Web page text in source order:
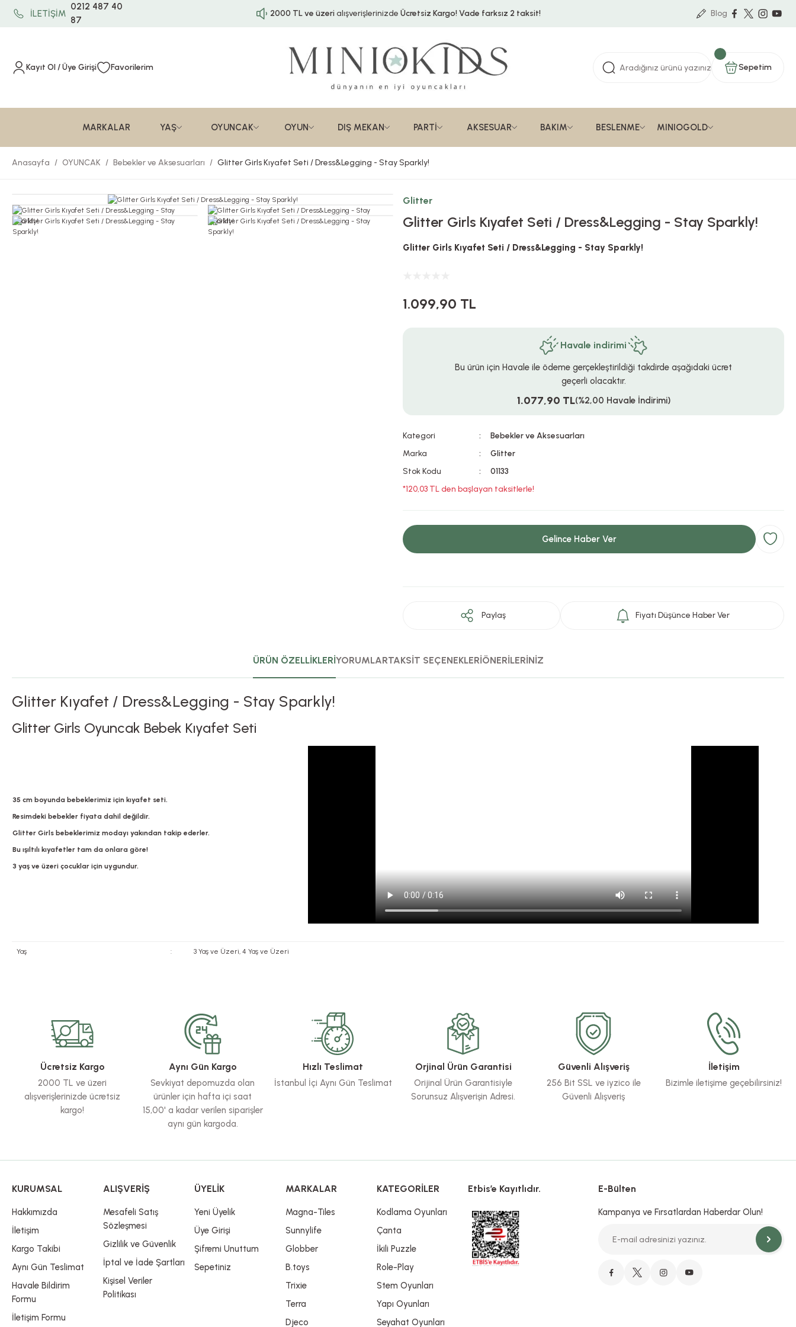
İLETİŞİM
0212 487 40
87
2000 TL ve üzerialışverişlerinizde Ücretsiz Kargo!Vade farksız 2 taksit! Blog
Kayıt Ol / Üye Girişi Favorilerim Sepetim
MARKALAR YAŞ OYUNCAK OYUN DIŞ MEKAN PARTİ AKSESUAR BAKIM BESLENME MINIOGOLD
Anasayfa OYUNCAK Bebekler ve Aksesuarları Glitter Girls Kıyafet Seti / Dress&Legging - Stay Sparkly!
Glitter
Glitter Girls Kıyafet Seti / Dress&Legging - Stay Sparkly!
Glitter Girls Kıyafet Seti / Dress&Legging - Stay Sparkly!
1.099,90 TL
Havale indirimi
Bu ürün için Havale ile ödeme gerçekleştirildiği takdirde aşağıdaki ücret
geçerli olacaktır.
1.077,90 TL(%2,00 Havale İndirimi)
Kategori
Bebekler ve Aksesuarları
Marka
Glitter
Stok Kodu
01133
*120,03 TL den başlayan taksitlerle!
Gelince Haber Ver
Paylaş Fiyatı Düşünce Haber Ver
ÜRÜN ÖZELLİKLERİYORUMLARTAKSİT SEÇENEKLERİÖNERİLERİNİZ
Glitter Kıyafet / Dress&Legging - Stay Sparkly!
Glitter Girls Oyuncak Bebek Kıyafet Seti
35 cm boyunda bebeklerimiz için kıyafet seti.
Resimdeki bebekler fiyata dahil değildir.
Glitter Girls bebeklerimiz modayı yakından takip ederler.
Bu ışıltılı kıyafetler tam da onlara göre!
3 yaş ve üzeri çocuklar için uygundur.
Yaş : 3 Yaş ve Üzeri, 4 Yaş ve Üzeri
Ürün resmi kalitesiz, bozuk veya görüntülenemiyor.
Ürün açıklamasında eksik bilgiler bulunuyor.
Ürün bilgilerinde hatalar bulunuyor.
Ürün fiyatı diğer sitelerden daha pahalı.
Bu ürüne benzer farklı alternatifler olmalı.
Ücretsiz Kargo
2000 TL ve üzeri
alışverişlerinizde ücretsiz
kargo!
Aynı Gün Kargo
Sevkiyat depomuzda olan
ürünler için hafta içi saat
15,00' a kadar verilen siparişler
aynı gün kargoda.
Hızlı Teslimat
İstanbul İçi Aynı Gün Teslimat
Orjinal Ürün Garantisi
Orijinal Ürün Garantisiyle
Sorunsuz Alışverişin Adresi.
Güvenli Alışveriş
256 Bit SSL ve iyzico ile
Güvenli Alışveriş
İletişim
Bizimle iletişime geçebilirsiniz!
KURUMSAL
Hakkımızda
İletişim
Kargo Takibi
Aynı Gün Teslimat
Havale Bildirim
Formu
İletişim Formu
ALIŞVERİŞ
Mesafeli Satış
Sözleşmesi
Gizlilik ve Güvenlik
İptal ve İade Şartları
Kişisel Veriler
Politikası
ÜYELİK
Yeni Üyelik
Üye Girişi
Şifremi Unuttum
Sepetiniz
MARKALAR
Magna-Tiles
Sunnylife
Globber
B.toys
Trixie
Terra
Djeco
KATEGORİLER
Kodlama Oyunları
Çanta
İkili Puzzle
Role-Play
Stem Oyunları
Yapı Oyunları
Seyahat Oyunları
Etbis’e Kayıtlıdır. E-Bülten
Kampanya ve Fırsatlardan Haberdar Olun!